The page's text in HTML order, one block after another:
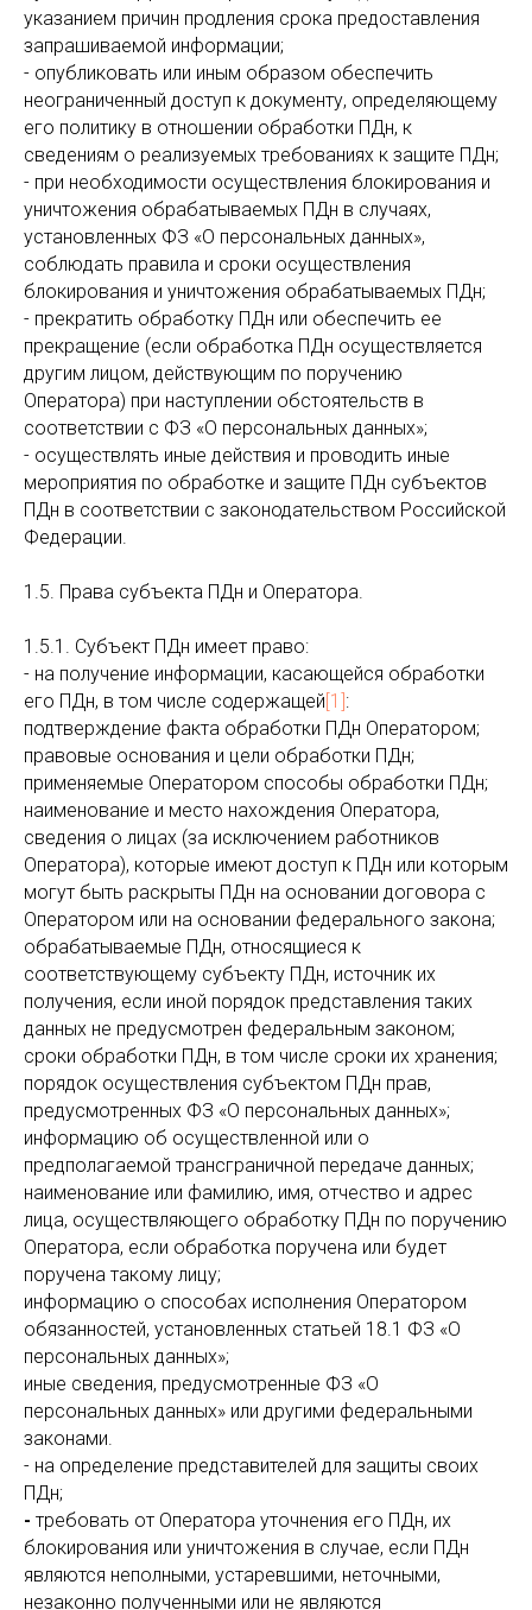
указанием причин продления срока предоставления
запрашиваемой информации;
- опубликовать или иным образом обеспечить
неограниченный доступ к документу, определяющему
его политику в отношении обработки ПДн, к
сведениям о реализуемых требованиях к защите ПДн;
- при необходимости осуществления блокирования и
уничтожения обрабатываемых ПДн в случаях,
установленных ФЗ «О персональных данных»,
соблюдать правила и сроки осуществления
блокирования и уничтожения обрабатываемых ПДн;
- прекратить обработку ПДн или обеспечить ее
прекращение (если обработка ПДн осуществляется
другим лицом, действующим по поручению
Оператора) при наступлении обстоятельств в
соответствии с ФЗ «О персональных данных»;
- осуществлять иные действия и проводить иные
мероприятия по обработке и защите ПДн субъектов
ПДн в соответствии с законодательством Российской
Федерации.
1.5. Права субъекта ПДн и Оператора.
1.5.1. Субъект ПДн имеет право:
- на получение информации, касающейся обработки
его ПДн, в том числе содержащей [1] :
подтверждение факта обработки ПДн Оператором;
правовые основания и цели обработки ПДн;
применяемые Оператором способы обработки ПДн;
наименование и место нахождения Оператора,
сведения о лицах (за исключением работников
Оператора), которые имеют доступ к ПДн или которым
могут быть раскрыты ПДн на основании договора с
Оператором или на основании федерального закона;
обрабатываемые ПДн, относящиеся к
соответствующему субъекту ПДн, источник их
получения, если иной порядок представления таких
данных не предусмотрен федеральным законом;
сроки обработки ПДн, в том числе сроки их хранения;
порядок осуществления субъектом ПДн прав,
предусмотренных ФЗ «О персональных данных»;
информацию об осуществленной или о
предполагаемой трансграничной передаче данных;
наименование или фамилию, имя, отчество и адрес
лица, осуществляющего обработку ПДн по поручению
Оператора, если обработка поручена или будет
поручена такому лицу;
информацию о способах исполнения Оператором
обязанностей, установленных статьей 18.1 ФЗ «О
персональных данных»;
иные сведения, предусмотренные ФЗ «О
персональных данных» или другими федеральными
законами.
- на определение представителей для защиты своих
ПДн;
- требовать от Оператора уточнения его ПДн, их
блокирования или уничтожения в случае, если ПДн
являются неполными, устаревшими, неточными,
незаконно полученными или не являются